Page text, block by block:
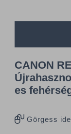
CANON
es
Görgess